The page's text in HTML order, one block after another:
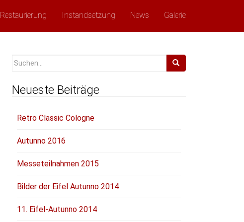
Restaurierung Instandsetzung News Galerie
Suchen
Neueste Beiträge
Retro Classic Cologne
Autunno 2016
Messeteilnahmen 2015
Bilder der Eifel Autunno 2014
11. Eifel-Autunno 2014